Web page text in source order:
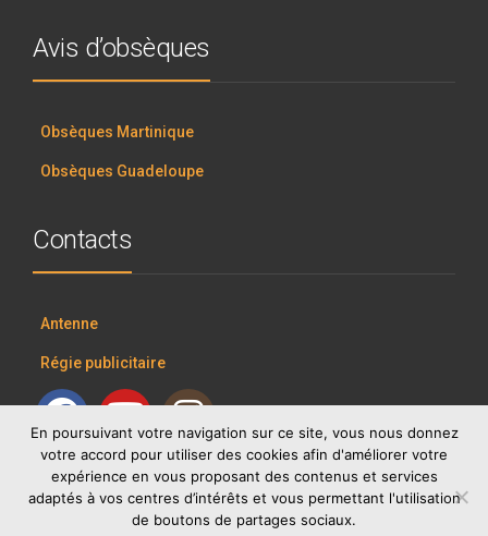
Avis d’obsèques
Obsèques Martinique
Obsèques Guadeloupe
Contacts
Antenne
Régie publicitaire
En poursuivant votre navigation sur ce site, vous nous donnez
votre accord pour utiliser des cookies afin d'améliorer votre
expérience en vous proposant des contenus et services
adaptés à vos centres d’intérêts et vous permettant l'utilisation
de boutons de partages sociaux.